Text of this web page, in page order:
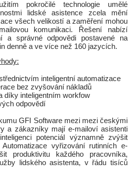
pokročilé technologie umělé
lidské asistence zcela mění
všech velikostí a zaměření mohou
komunikaci. Řešení nabízí
a správné odpovědi postavené na
denně a ve více než 160 jazycích.
inteligentní automatizace
bez zvyšování nákladů
díky inteligentním workfow
odpovědí
GFI Software mezi mezi českými
a zákazníky mají e-mailoví asistenti
potenciál významně zvýšit
Automatizace vyřizování rutinních e-
produktivitu každého pracovníka,
lidského asistenta, v řádu tisíců